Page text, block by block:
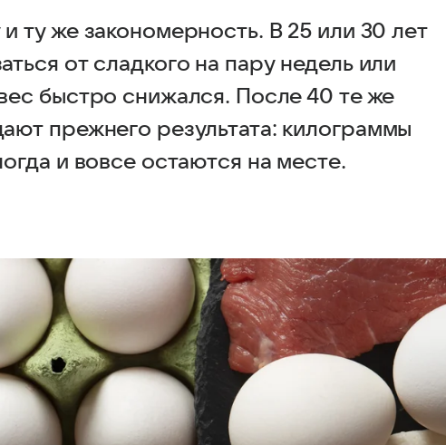
ту же закономерность. В 25 или 30 лет
от сладкого на пару недель или
быстро снижался. После 40 те же
прежнего результата: килограммы
и вовсе остаются на месте.